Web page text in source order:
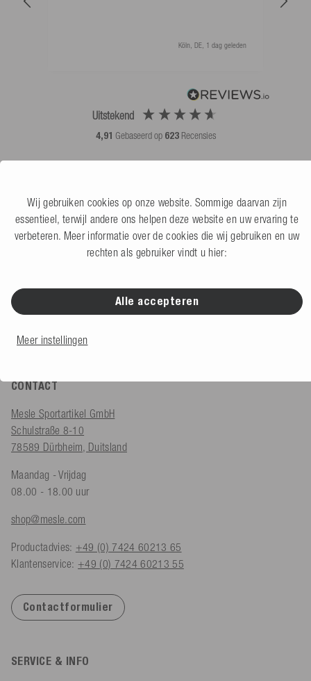
Uitstekend
4,91 Gebaseerd op 623 Recensies
Köln, DE, 1 dag geleden
Kabelbanen, dealers & commercieel
CONTACT
Mesle Sportartikel GmbH
Schulstraße 8-10
78589 Dürbheim, Duitsland
Maandag - Vrijdag
08.00 - 18.00 uur
shop@mesle.com
Productadvies: +49 (0) 7424 60213 65
Klantenservice: +49 (0) 7424 60213 55
Contactformulier
SERVICE & INFO
Wij gebruiken cookies op onze website. Sommige daarvan zijn
essentieel, terwijl andere ons helpen deze website en uw ervaring te
verbeteren. Meer informatie over de cookies die wij gebruiken en uw
rechten als gebruiker vindt u hier:
Alle accepteren
Meer instellingen